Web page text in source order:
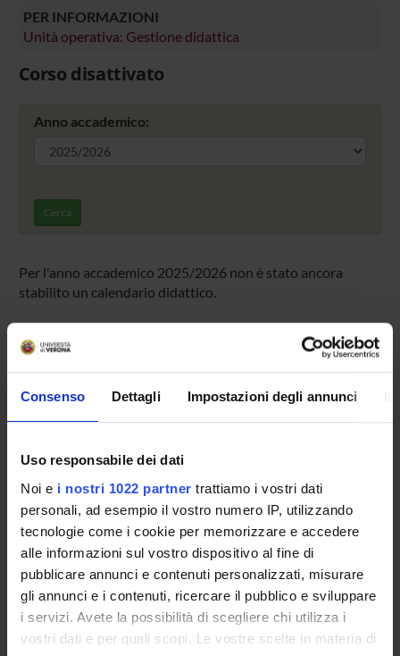
Consenso Dettagli Impostazioni degli annunci
Uso responsabile dei dati
Noi e i nostri 1022 partner trattiamo i vostri dati
personali, ad esempio il vostro numero IP, utilizzando
tecnologie come i cookie per memorizzare e accedere
alle informazioni sul vostro dispositivo al fine di
pubblicare annunci e contenuti personalizzati, misurare
gli annunci e i contenuti, ricercare il pubblico e sviluppare
i servizi. Avete la possibilità di scegliere chi utilizza i
vostri dati e per quali scopi. Le vostre scelte in materia di
PER INFORMAZIONI
Unità operativa: Gestione didattica
Corso disattivato
Anno accademico:
Cerca
Per l'anno accademico 2025/2026 non è stato ancora
stabilito un calendario didattico.
Presentazione
Come iscriversi
Preparati con Univr
Insegnamenti
Calendario didattico
Orario lezioni
Piani didattici
Bacheca avvisi
Organi collegiali e di governo
Docenti